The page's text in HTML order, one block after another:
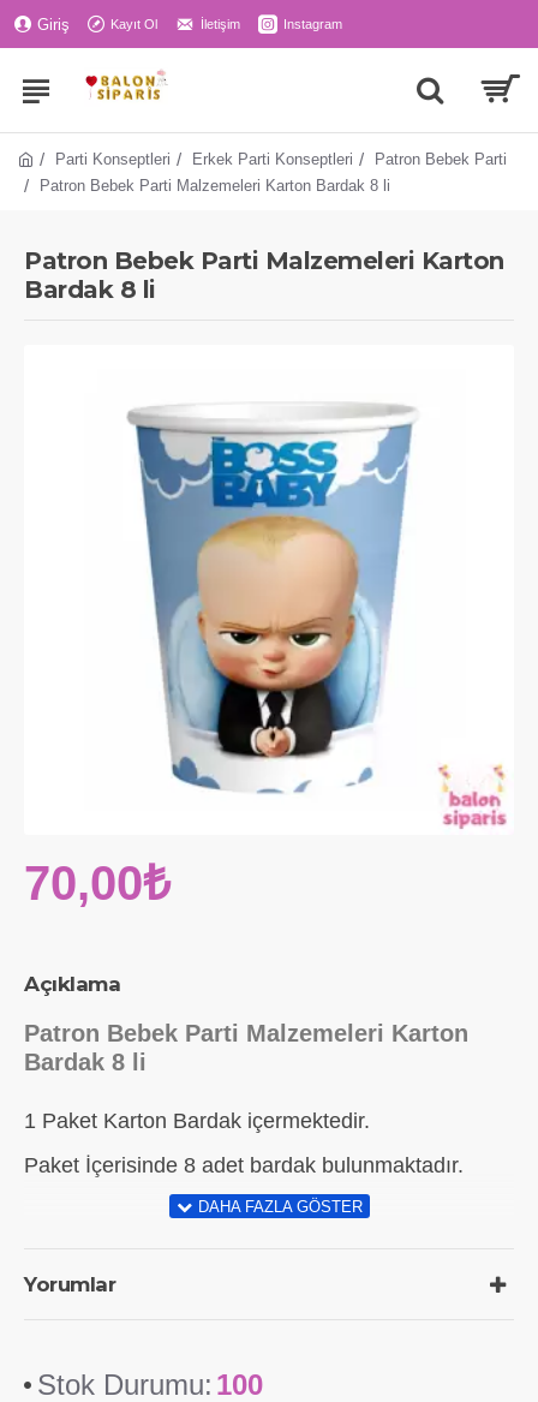
Giriş Kayıt Ol İletişim Instagram
Parti Konseptleri Erkek Parti Konseptleri
Patron Bebek Parti
Patron Bebek Parti Malzemeleri Karton Bardak 8 li
Patron Bebek Parti Malzemeleri Karton
Bardak 8 li
Açıklama
Patron Bebek Parti Malzemeleri Karton
Bardak 8 li
1 Paket Karton Bardak içermektedir.
Paket İçerisinde 8 adet bardak bulunmaktadır.
Yorumlar
Stok Durumu: 100
70,00₺